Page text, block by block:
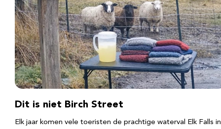
Dit is niet Birch Street
Elk jaar komen vele toeristen de prachtige waterval Elk Falls in